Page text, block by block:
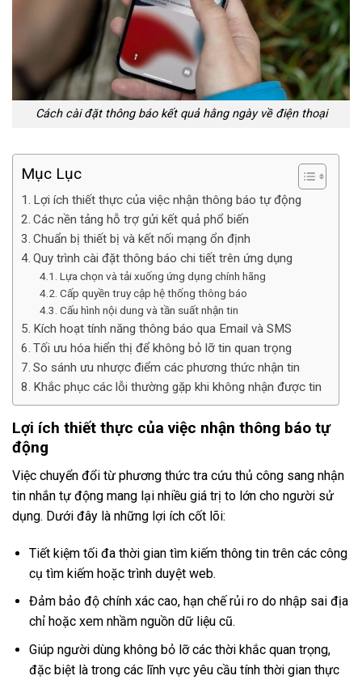
Cách cài đặt thông báo kết quả hằng ngày về điện thoại
Mục Lục
Lợi ích thiết thực của việc nhận thông báo tự động
Các nền tảng hỗ trợ gửi kết quả phổ biến
Chuẩn bị thiết bị và kết nối mạng ổn định
Quy trình cài đặt thông báo chi tiết trên ứng dụng
Lựa chọn và tải xuống ứng dụng chính hãng
Cấp quyền truy cập hệ thống thông báo
Cấu hình nội dung và tần suất nhận tin
Kích hoạt tính năng thông báo qua Email và SMS
Tối ưu hóa hiển thị để không bỏ lỡ tin quan trọng
So sánh ưu nhược điểm các phương thức nhận tin
Khắc phục các lỗi thường gặp khi không nhận được tin
Lợi ích thiết thực của việc nhận thông báo tự
động
Việc chuyển đổi từ phương thức tra cứu thủ công sang nhận
tin nhắn tự động mang lại nhiều giá trị to lớn cho người sử
dụng. Dưới đây là những lợi ích cốt lõi:
Tiết kiệm tối đa thời gian tìm kiếm thông tin trên các công
cụ tìm kiếm hoặc trình duyệt web.
Đảm bảo độ chính xác cao, hạn chế rủi ro do nhập sai địa
chỉ hoặc xem nhầm nguồn dữ liệu cũ.
Giúp người dùng không bỏ lỡ các thời khắc quan trọng,
đặc biệt là trong các lĩnh vực yêu cầu tính thời gian thực